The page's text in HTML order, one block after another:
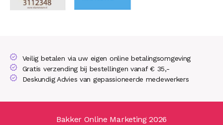
Veilig betalen via uw eigen online betalingsomgeving
Gratis verzending bij bestellingen vanaf € 35,-
Deskundig Advies van gepassioneerde medewerkers
Bakker Online Marketing 2026